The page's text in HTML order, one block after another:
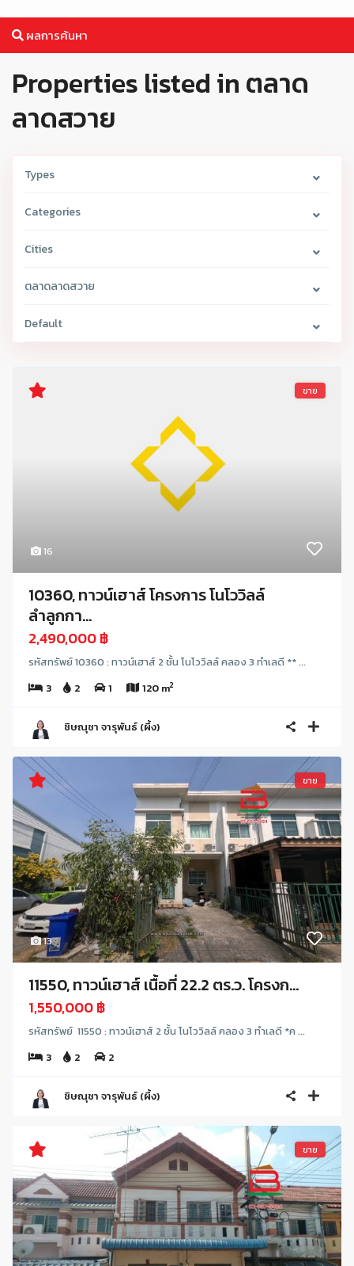
ผลการค้นหา
Properties listed in ตลาด
ลาดสวาย
Types
Categories
Cities
ตลาดลาดสวาย
Default
16
ขาย
10360, ทาวน์เฮาส์ โครงการ โนโววิลล์
ลำลูกกา...
2,490,000 ฿
รหัสทรัพย์ 10360 : ทาวน์เฮาส์ 2 ชั้น โนโววิลล์ คลอง 3 ทำเลดี ** ...
3
2 1 120 m2
ชิษณุชา จารุพันธ์ (ผึ้ง)
13
ขาย
11550, ทาวน์เฮาส์ เนื้อที่ 22.2 ตร.ว. โครงก...
1,550,000 ฿
รหัสทรัพย์ 11550 : ทาวน์เฮาส์ 2 ชั้น โนโววิลล์ คลอง 3 ทำเลดี *ค ...
3
2 2
ชิษณุชา จารุพันธ์ (ผึ้ง)
ขาย